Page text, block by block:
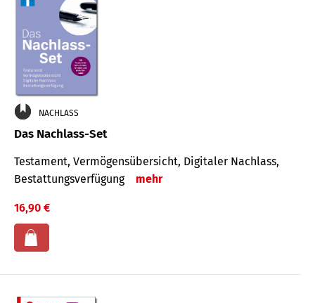
NACHLASS
Das Nachlass-Set
Testament, Vermögens­übersicht, Digitaler Nach­lass,
Bestat­tungs­ver­fügung
mehr
16,90 €